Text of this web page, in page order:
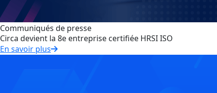
Communiqués de presse
Circa devient la 8e entreprise certifiée HRSI ISO
En savoir plus